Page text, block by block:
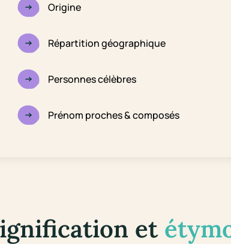
Origine
Répartition géographique
Personnes célèbres
Prénom proches & composés
et